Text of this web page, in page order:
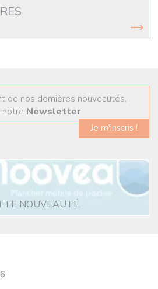
de nos dernières nouveautés,
notre Newsletter
Je m'inscris !
NOUVEAUTÉ.